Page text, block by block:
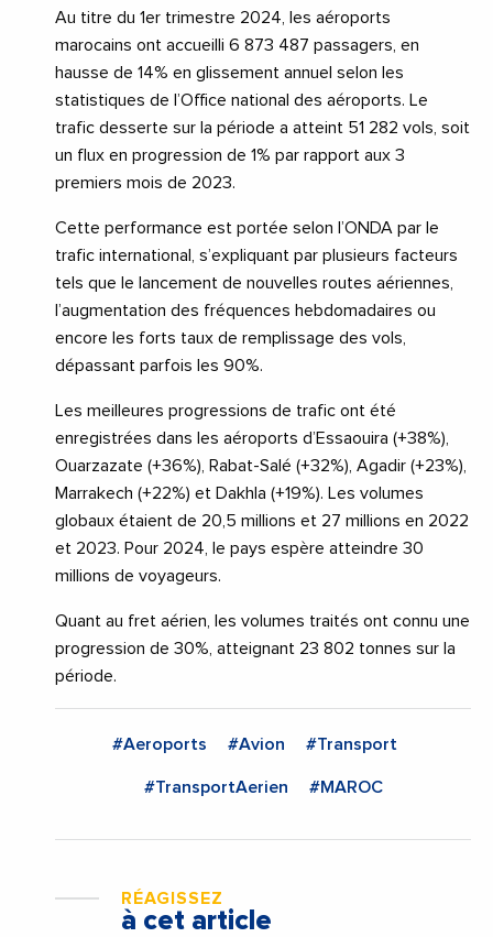
Au titre du 1er trimestre 2024, les aéroports
marocains ont accueilli 6 873 487 passagers, en
hausse de 14% en glissement annuel selon les
statistiques de l’Office national des aéroports. Le
trafic desserte sur la période a atteint 51 282 vols, soit
un flux en progression de 1% par rapport aux 3
premiers mois de 2023.
Cette performance est portée selon l’ONDA par le
trafic international, s’expliquant par plusieurs facteurs
tels que le lancement de nouvelles routes aériennes,
l’augmentation des fréquences hebdomadaires ou
encore les forts taux de remplissage des vols,
dépassant parfois les 90%.
Les meilleures progressions de trafic ont été
enregistrées dans les aéroports d’Essaouira (+38%),
Ouarzazate (+36%), Rabat-Salé (+32%), Agadir (+23%),
Marrakech (+22%) et Dakhla (+19%). Les volumes
globaux étaient de 20,5 millions et 27 millions en 2022
et 2023. Pour 2024, le pays espère atteindre 30
millions de voyageurs.
Quant au fret aérien, les volumes traités ont connu une
progression de 30%, atteignant 23 802 tonnes sur la
période.
#Aeroports #Avion #Transport
#TransportAerien #MAROC
RÉAGISSEZ
à cet article